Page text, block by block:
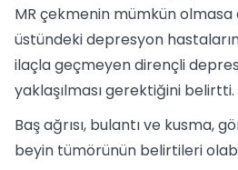
MR çekmenin mümkün olmasa
üstündeki depresyon
ilaçla geçmeyen dirençli
yaklaşılması gerektiğini belirtti.
Baş ağrısı, bulantı ve kusma,
beyin tümörünün belirtileri